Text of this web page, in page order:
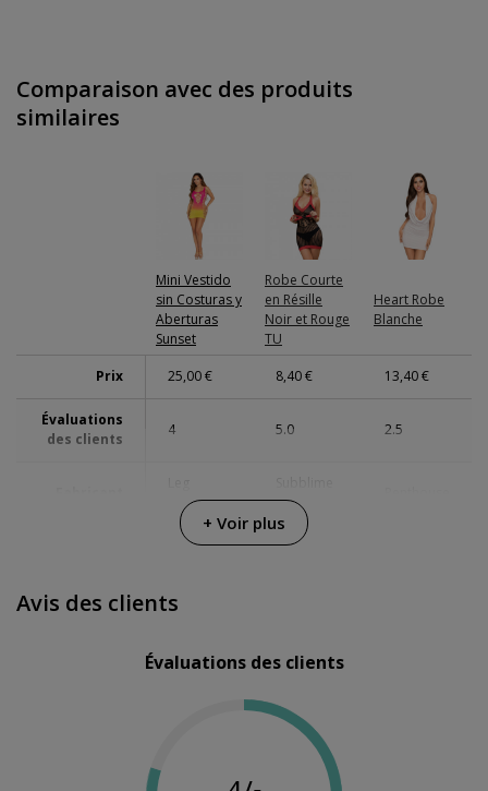
Comparaison avec des produits
similaires
Mini Vestido
sin Costuras y
Aberturas
Sunset
Robe Courte
en Résille
Noir et Rouge
TU
Heart Robe
Blanche
Prix 25,00 € 8,40 € 13,40 €
Évaluations
des clients
4 5.0 2.5
Avenue
Fetish
+ Voir plus
Avis des clients
Évaluations des clients